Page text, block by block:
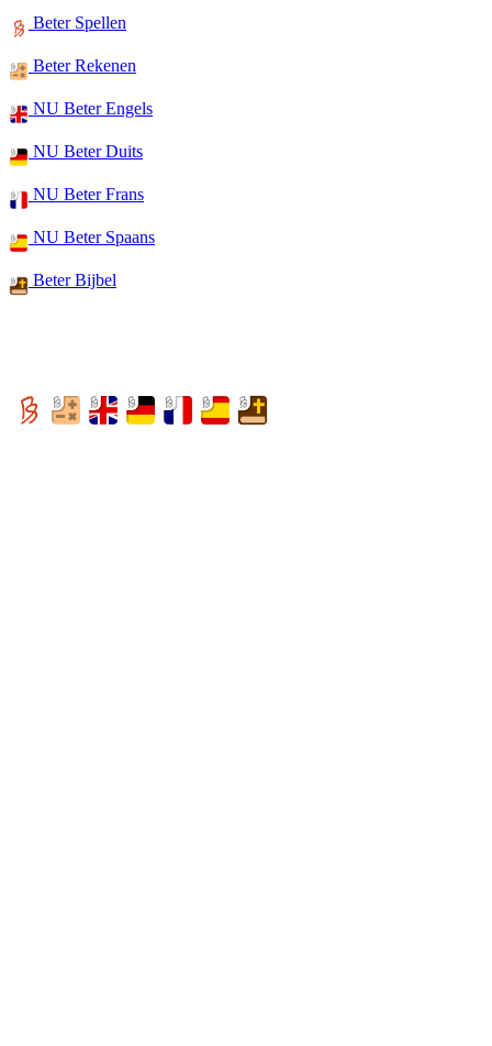
Beter Spellen
Beter Rekenen
NU Beter Engels
NU Beter Duits
NU Beter Frans
NU Beter Spaans
Beter Bijbel